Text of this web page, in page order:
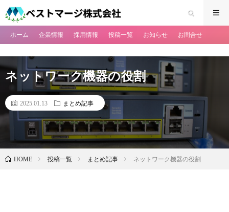
ホーム 企業情報 採用情報 投稿一覧 お知らせ お問合せ
ネットワーク機器の役割
2025.01.13 まとめ記事
HOME 投稿一覧 まとめ記事 ネットワーク機器の役割